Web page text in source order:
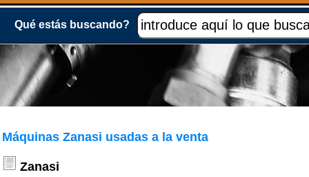
Qué estás buscando?
Máquinas Zanasi usadas a la venta
Zanasi